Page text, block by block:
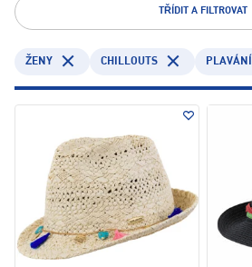
TŘÍDIT A FILTROVAT
ŽENY CHILLOUTS PLAVÁNÍ